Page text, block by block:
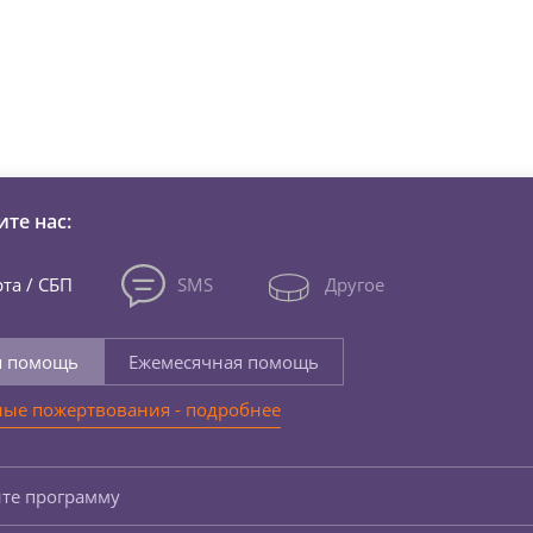
нас:
/ СБП SMS Другое
помощь
Ежемесячная помощь
пожертвования - подробнее
программу